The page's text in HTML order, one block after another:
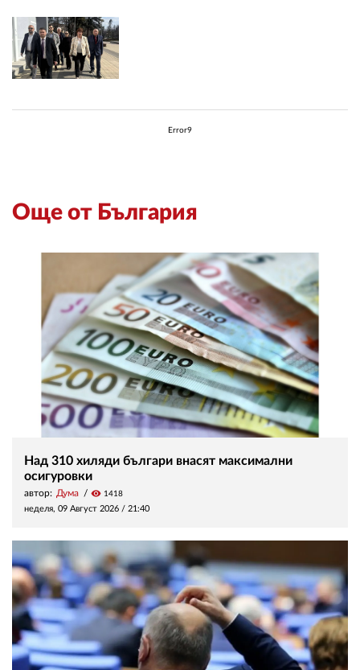
Error9
Още от България
Над 310 хиляди българи внасят максимални
осигуровки
автор: Дума visibility 1418
неделя, 09 Август 2026 / 21:40